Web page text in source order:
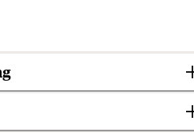
houtkonstruktielijm op basis van